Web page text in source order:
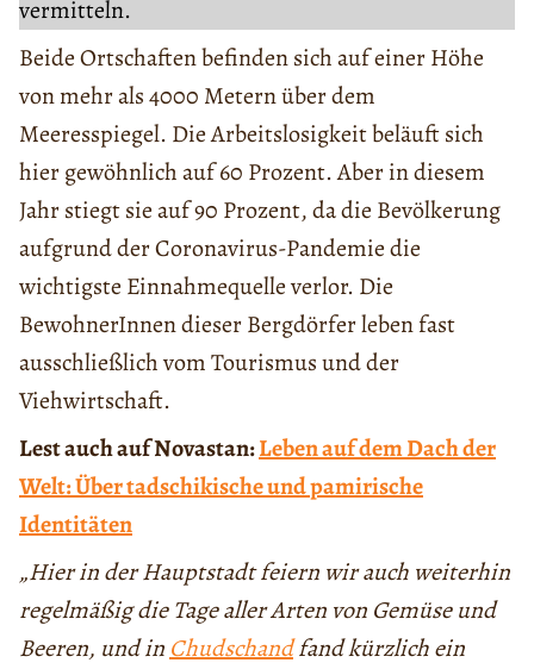
vermitteln.
Beide Ortschaften befinden sich auf einer Höhe
von mehr als 4000 Metern über dem
Meeresspiegel. Die Arbeitslosigkeit beläuft sich
hier gewöhnlich auf 60 Prozent. Aber in diesem
Jahr stiegt sie auf 90 Prozent, da die Bevölkerung
aufgrund der Coronavirus-Pandemie die
wichtigste Einnahmequelle verlor. Die
BewohnerInnen dieser Bergdörfer leben fast
ausschließlich vom Tourismus und der
Viehwirtschaft.
Lest auch auf Novastan:Leben auf dem Dach der
Welt: Über tadschikische und pamirische
Identitäten
„Hier in der Hauptstadt feiern wir auch weiterhin
regelmäßig die Tage aller Arten von Gemüse und
Beeren, und in Chudschandfand kürzlich ein